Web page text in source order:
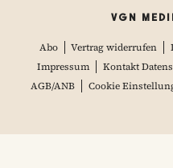
VGN
Abo Vertrag widerrufen
Impressum
Kontakt
AGB/ANB
Cookie